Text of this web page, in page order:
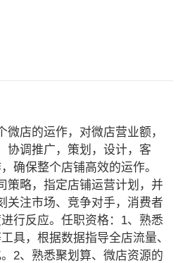
微店的运作，对微店营业额，
协调推广，策划，设计，客
确保整个店铺高效的运作。
策略，指定店铺运营计划，并
关注市场、竞争对手，消费者
行反应。任职资格：1、熟悉
具，根据数据指导全店流量、
2、熟悉聚划算、微店资源的